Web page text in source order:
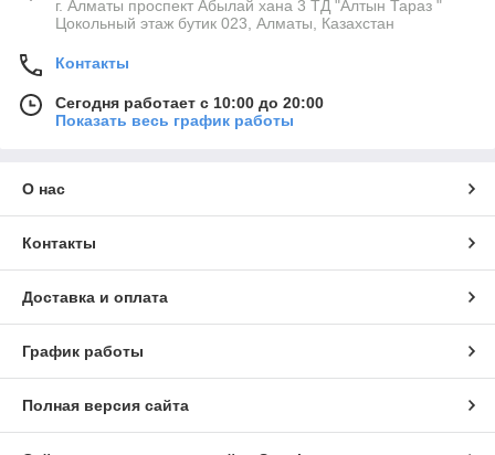
г. Алматы проспект Абылай хана 3 ТД "Алтын Тараз "
Цокольный этаж бутик 023, Алматы, Казахстан
Контакты
Сегодня работает с 10:00 до 20:00
Показать весь график работы
О нас
Контакты
Доставка и оплата
График работы
Полная версия сайта